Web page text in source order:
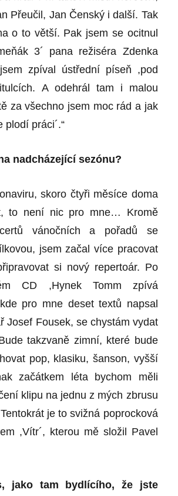
Přeučil, Jan Čenský i další. Tak
o to větší. Pak jsem se ocitnul
3´ pana režiséra Zdenka
zpíval ústřední píseň ,pod
A odehrál tam i malou
za všechno jsem moc rád a jak
plodí práci´.“
nadcházející sezónu?
skoro čtyři měsíce doma
to není nic pro mne… Kromě
vánočních a pořadů se
jsem začal více pracovat
si nový repertoár. Po
CD ,Hynek Tomm zpívá
pro mne deset textů napsal
Josef Fousek, se chystám vydat
takzvaně zimní, které bude
pop, klasiku, šanson, vyšší
začátkem léta bychom měli
klipu na jednu z mých zbrusu
je to svižná poprocková
,Vítr´, kterou mě složil Pavel
jako tam bydlícího, že jste